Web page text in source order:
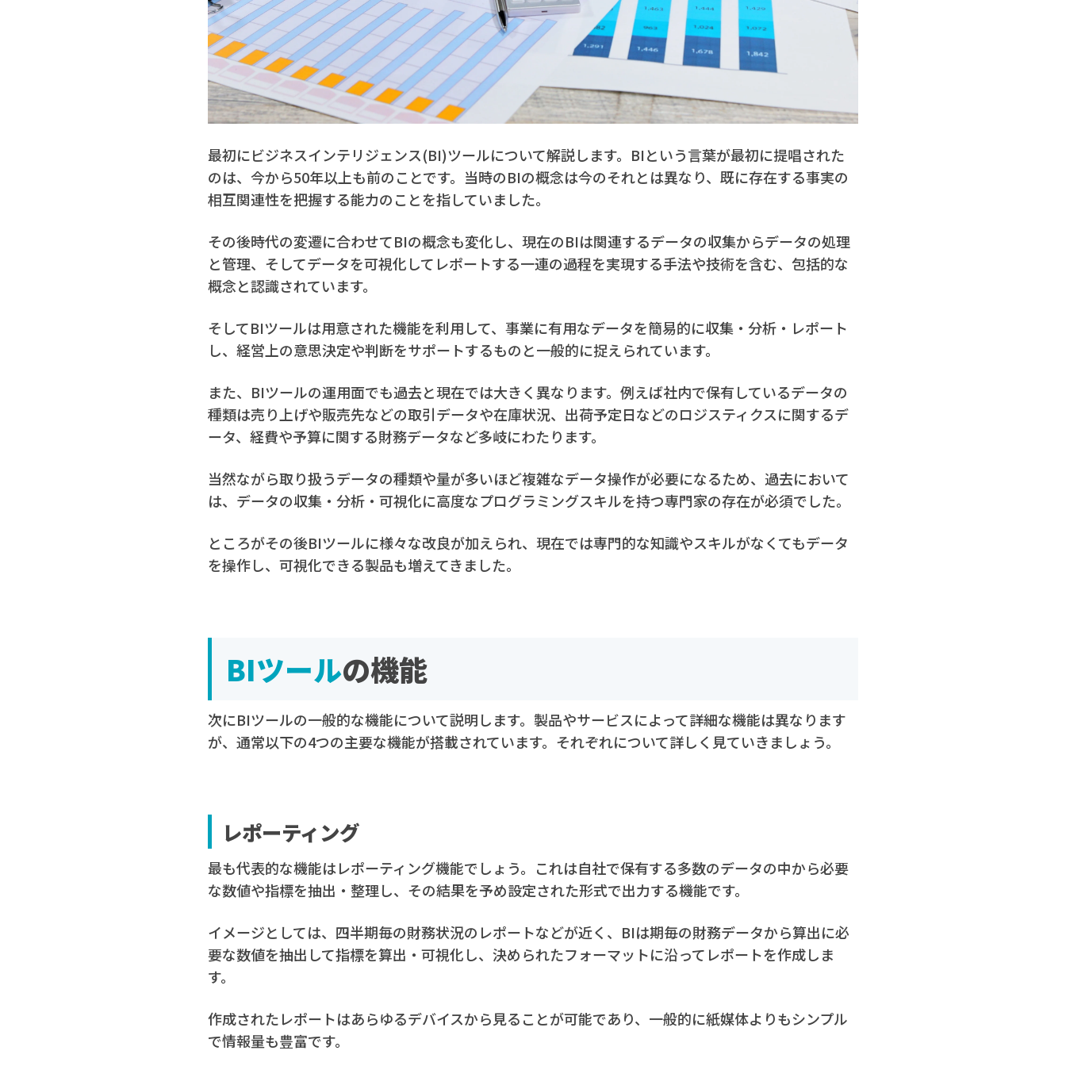
最初にビジネスインテリジェンス(BI)ツールについて解説します。BIという言葉が最初に提唱された
のは、今から50年以上も前のことです。当時のBIの概念は今のそれとは異なり、既に存在する事実の
相互関連性を把握する能力のことを指していました。
その後時代の変遷に合わせてBIの概念も変化し、現在のBIは関連するデータの収集からデータの処理
と管理、そしてデータを可視化してレポートする一連の過程を実現する手法や技術を含む、包括的な
概念と認識されています。
そしてBIツールは用意された機能を利用して、事業に有用なデータを簡易的に収集・分析・レポート
し、経営上の意思決定や判断をサポートするものと一般的に捉えられています。
また、BIツールの運用面でも過去と現在では大きく異なります。例えば社内で保有しているデータの
種類は売り上げや販売先などの取引データや在庫状況、出荷予定日などのロジスティクスに関するデ
ータ、経費や予算に関する財務データなど多岐にわたります。
当然ながら取り扱うデータの種類や量が多いほど複雑なデータ操作が必要になるため、過去において
は、データの収集・分析・可視化に高度なプログラミングスキルを持つ専門家の存在が必須でした。
ところがその後BIツールに様々な改良が加えられ、現在では専門的な知識やスキルがなくてもデータ
を操作し、可視化できる製品も増えてきました。
BIツールの機能
次にBIツールの一般的な機能について説明します。製品やサービスによって詳細な機能は異なります
が、通常以下の4つの主要な機能が搭載されています。それぞれについて詳しく見ていきましょう。
レポーティング
最も代表的な機能はレポーティング機能でしょう。これは自社で保有する多数のデータの中から必要
な数値や指標を抽出・整理し、その結果を予め設定された形式で出力する機能です。
イメージとしては、四半期毎の財務状況のレポートなどが近く、BIは期毎の財務データから算出に必
要な数値を抽出して指標を算出・可視化し、決められたフォーマットに沿ってレポートを作成しま
す。
作成されたレポートはあらゆるデバイスから見ることが可能であり、一般的に紙媒体よりもシンプル
で情報量も豊富です。